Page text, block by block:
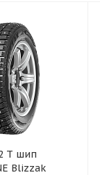
T шип
Blizzak